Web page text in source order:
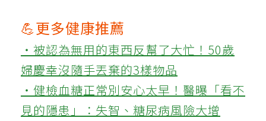
💪更多健康推薦
‧被認為無用的東西反幫了大忙！50歲
婦慶幸沒隨手丟棄的3樣物品
‧健檢血糖正常別安心太早！醫曝「看不
見的隱患」：失智、糖尿病風險大增